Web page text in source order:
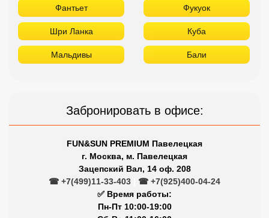
FUN&SUN PREMIUM Павелецкая
г. Москва, м. Павелецкая
Зацепский Вал, 14 оф. 208
☎ +7(499)11-33-403
☎ +7(925)400-04-24
Сетевые отели Турции
Отдыхайте в лучших отелях
Titanic